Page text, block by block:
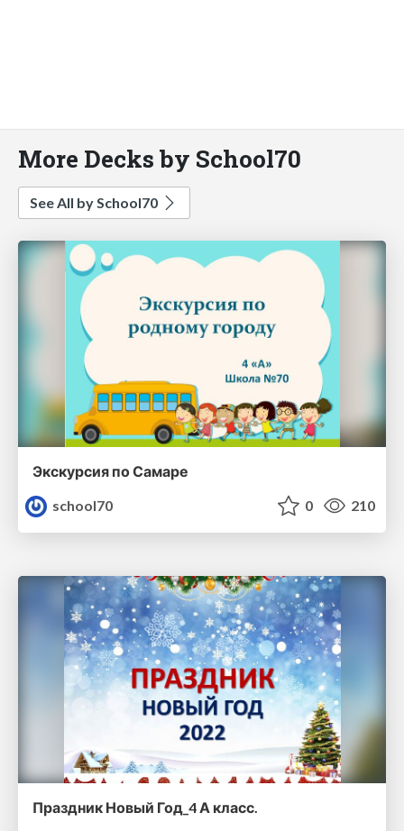
More Decks by School70
See All by School70
Экскурсия по Самаре
school70
0 210
Праздник Новый Год_4 А класс.